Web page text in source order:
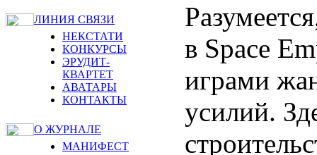
ЛИНИЯ СВЯЗИ
НЕКСТАТИ
КОНКУРСЫ
ЭРУДИТ-
КВАРТЕТ
АВАТАРЫ
КОНТАКТЫ
О ЖУРНАЛЕ
МАНИФЕСТ
в Space
играми
усилий.